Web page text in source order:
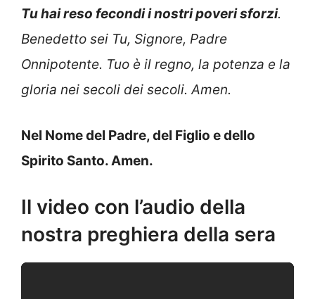
Tu hai reso fecondi i nostri poveri sforzi.
Benedetto sei Tu, Signore, Padre
Onnipotente. Tuo è il regno, la potenza e la
gloria nei secoli dei secoli. Amen.
Nel Nome del Padre, del Figlio e dello
Spirito Santo. Amen.
Il video con l’audio della
nostra preghiera della sera